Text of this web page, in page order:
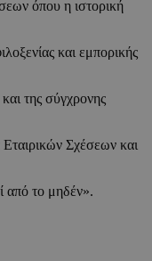
όπου η ιστορική
και εμπορικής
της σύγχρονης
Σχέσεων και
από το μηδέν».